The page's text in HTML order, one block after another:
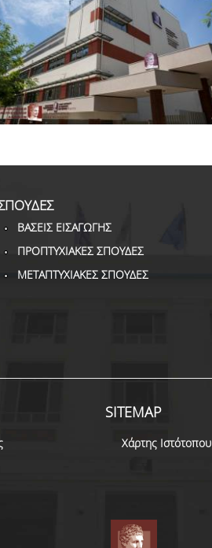
ΒΑΣΕΙΣ ΕΙΣΑΓΩΓΗΣ
ΠΡΟΠΤΥΧΙΑΚΕΣ ΣΠΟΥΔΕΣ
ΜΕΤΑΠΤΥΧΙΑΚΕΣ ΣΠΟΥΔΕΣ
SITEMAP
Χάρτης Ιστότοπου